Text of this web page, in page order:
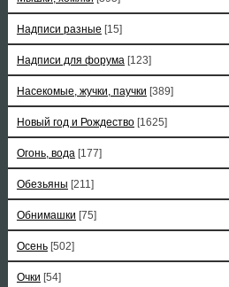
Надписи разные [15]
Надписи для форума [123]
Насекомые, жучки, паучки [389]
Новый год и Рождество [1625]
Огонь, вода [177]
Обезьяны [211]
Обнимашки [75]
Осень [502]
Очки [54]